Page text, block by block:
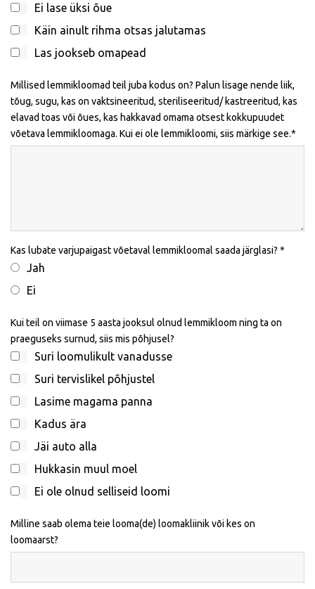
Ei lase üksi õue
Käin ainult rihma otsas jalutamas
Las jookseb omapead
Millised lemmikloomad teil juba kodus on? Palun lisage nende liik,
tõug, sugu, kas on vaktsineeritud, steriliseeritud/ kastreeritud, kas
elavad toas või õues, kas hakkavad omama otsest kokkupuudet
võetava lemmikloomaga. Kui ei ole lemmikloomi, siis märkige see.
Kas lubate varjupaigast võetaval lemmikloomal saada järglasi?
Jah
Ei
Kui teil on viimase 5 aasta jooksul olnud lemmikloom ning ta on
praeguseks surnud, siis mis põhjusel?
Suri loomulikult vanadusse
Suri tervislikel põhjustel
Lasime magama panna
Kadus ära
Jäi auto alla
Hukkasin muul moel
Ei ole olnud selliseid loomi
Milline saab olema teie looma(de) loomakliinik või kes on
loomaarst?